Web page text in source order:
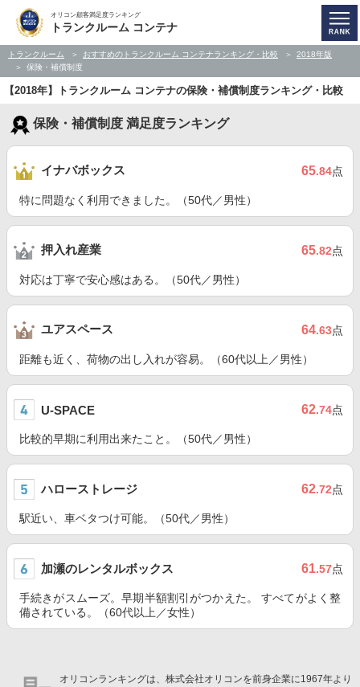
オリコン顧客満足度ランキング
トランクルーム コンテナ
トランクルーム おすすめのトランクルーム コンテナランキング・比較
2018年版
保険・補償制度
【2018年】トランクルーム コンテナの保険・補償制度ランキング・比較
保険・補償制度 満足度ランキング
イナバボックス 65.84点
特に問題なく利用できました。（50代／男性）
押入れ産業 65.82点
対応は丁寧で安心感はある。（50代／男性）
ユアスペース 64.63点
距離も近く、荷物の出し入れが容易。（60代以上／男性）
U-SPACE 62.74点
比較的早期に利用出来たこと。（50代／男性）
ハローストレージ 62.72点
駅近い、車ベタつけ可能。（50代／男性）
加瀬のレンタルボックス 61.57点
手続きがスムーズ。早期半額割引がつかえた。 すべてがよく整
備されている。（60代以上／女性）
オリコンランキングは、株式会社オリコンを前身企業に1967年より